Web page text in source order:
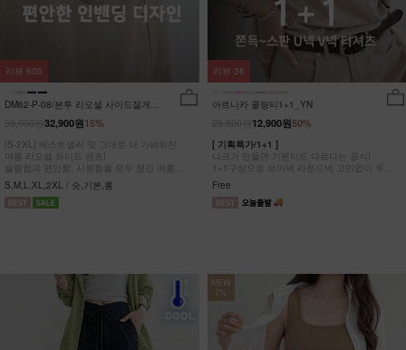
DM62-P-08/븐투 리오셀 사이드절개팬
15%
32,900원
[S-2XL] 베스트셀러 핏 그대로 더 가벼워진
여름 리오셀 와이드 팬츠!
슬림함과 편안함, 시원함을 모두 챙긴 여름
완전정복 팬츠
S,M,L,XL,2XL / 숏,기본,롱
리뷰 605
아르니카 쿨링티1+1_YN
50%
12,900원
[ 기획특가/1+1 ]
나크가 만들면 기본티도 다르다는 공식!
1+1구성으로 브이넥 라운드넥 고민없이 두장
다 챙겨가세요
Free
리뷰 36
NEW
7%